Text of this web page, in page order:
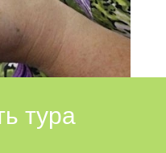
тура